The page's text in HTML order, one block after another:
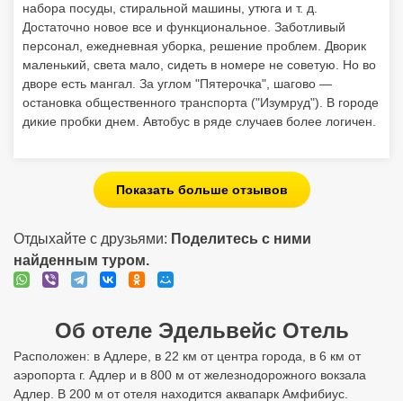
набора посуды, стиральной машины, утюга и т. д.
Достаточно новое все и функциональное. Заботливый
персонал, ежедневная уборка, решение проблем. Дворик
маленький, света мало, сидеть в номере не советую. Но во
дворе есть мангал. За углом "Пятерочка", шагово —
остановка общественного транспорта ("Изумруд"). В городе
дикие пробки днем. Автобус в ряде случаев более логичен.
Показать больше отзывов
Отдыхайте с друзьями: Поделитесь с ними
найденным туром.
Об отеле Эдельвейс Отель
Расположен: в Адлере, в 22 км от центра города, в 6 км от
аэропорта г. Адлер и в 800 м от железнодорожного вокзала
Адлер. В 200 м от отеля находится аквапарк Амфибиус.